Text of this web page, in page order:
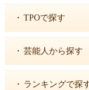
・ TPOで探す
・ 芸能人から探す
・ ランキングで探